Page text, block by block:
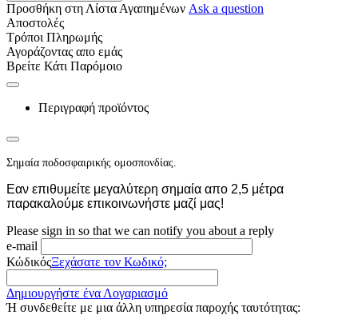
Προσθήκη στη Λίστα Αγαπημένων Ask a question
Αποστολές
Τρόποι Πληρωμής
Αγοράζοντας απο εμάς
Βρείτε Κάτι Παρόμοιο
Περιγραφή προϊόντος
Σημαία ποδοσφαιρικής ομοσπονδίας.
Εαν επιθυμείτε μεγαλύτερη σημαία απο 2,5 μέτρα
παρακαλούμε επικοινωνήστε μαζί μας!
Please sign in so that we can notify you about a reply
e-mail
ΚώδικόςΞεχάσατε τον Κωδικό;
Δημιουργήστε ένα Λογαριασμό
Ή συνδεθείτε με μια άλλη υπηρεσία παροχής ταυτότητας: